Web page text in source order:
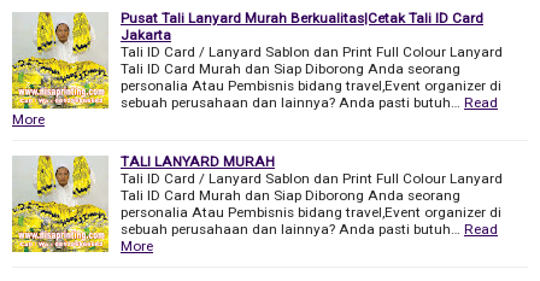
Pusat Tali Lanyard Murah Berkualitas|Cetak Tali ID Card
Jakarta
Tali ID Card / Lanyard Sablon dan Print Full Colour Lanyard
Tali ID Card Murah dan Siap Diborong Anda seorang
personalia Atau Pembisnis bidang travel,Event organizer di
sebuah perusahaan dan lainnya? Anda pasti butuh…
Read
More
TALI LANYARD MURAH
Tali ID Card / Lanyard Sablon dan Print Full Colour Lanyard
Tali ID Card Murah dan Siap Diborong Anda seorang
personalia Atau Pembisnis bidang travel,Event organizer di
sebuah perusahaan dan lainnya? Anda pasti butuh…
Read
More